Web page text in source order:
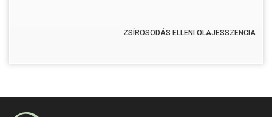
ZSÍROSODÁS ELLENI OLAJESSZENCIA